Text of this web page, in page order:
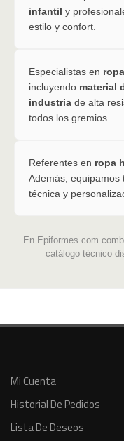
infantil y
estilo y confort.
Especialistas en
incluyendo material
industria de alta
todos los gremios.
Referentes en ropa
Además, equipamos
técnica y
En Epiformes.com
catálogo técnico
Mi Cuenta
Historial De Pedidos
Lista De Deseos